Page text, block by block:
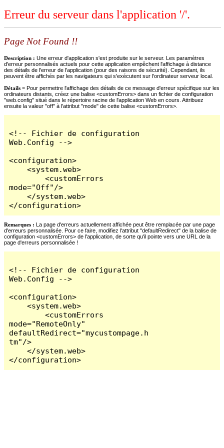
Erreur du serveur dans l'application '/'.
Page Not Found !!
Description : Une erreur d'application s'est produite sur le serveur. Les paramètres
d'erreur personnalisés actuels pour cette application empêchent l'affichage à distance
des détails de l'erreur de l'application (pour des raisons de sécurité). Cependant, ils
peuvent être affichés par les navigateurs qui s'exécutent sur l'ordinateur serveur local.
Détails = Pour permettre l'affichage des détails de ce message d'erreur spécifique sur les
ordinateurs distants, créez une balise <customErrors> dans un fichier de configuration
"web.config" situé dans le répertoire racine de l'application Web en cours. Attribuez
ensuite la valeur "off" à l'attribut "mode" de cette balise <customErrors>.
<!-- Fichier de configuration
Web.Config -->
<configuration>
    <system.web>
        <customErrors
mode="Off"/>
    </system.web>
</configuration>
Remarques : La page d'erreurs actuellement affichée peut être remplacée par une page
d'erreurs personnalisée. Pour ce faire, modifiez l'attribut "defaultRedirect" de la balise de
configuration <customErrors> de l'application, de sorte qu'il pointe vers une URL de la
page d'erreurs personnalisée !
<!-- Fichier de configuration
Web.Config -->
<configuration>
    <system.web>
        <customErrors
mode="RemoteOnly"
defaultRedirect="mycustompage.h
tm"/>
    </system.web>
</configuration>